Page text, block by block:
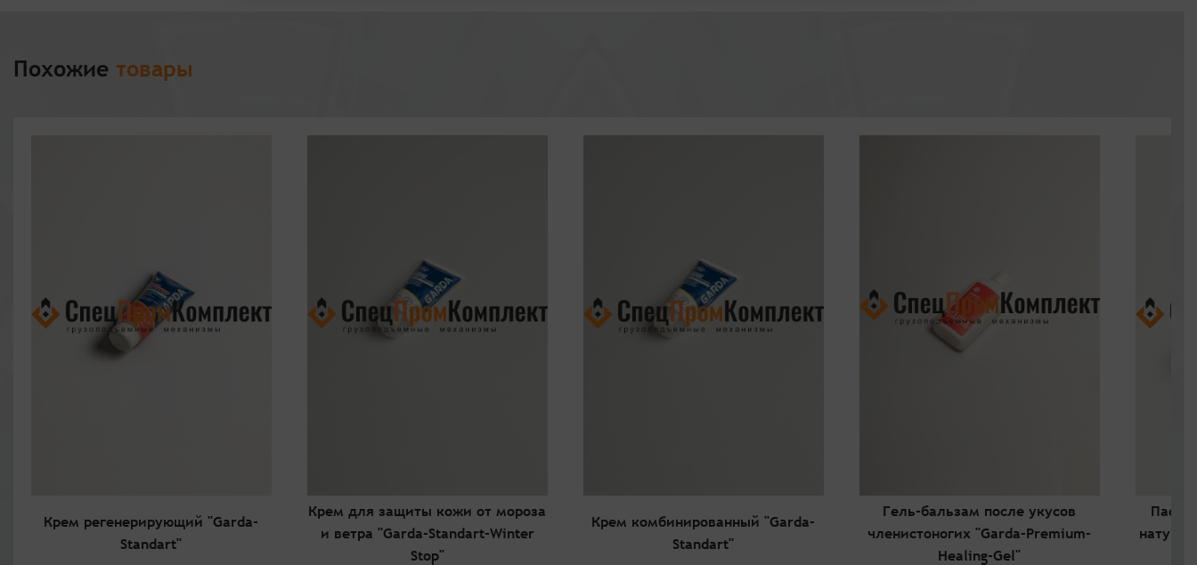
Похожие товары
Крем регенерирующий "Garda-
Standart"
Крем для защиты кожи от мороза
и ветра "Garda-Standart-Winter
Stop"
Крем комбинированный "Garda-
Standart"
Гель-бальзам после укусов
членистоногих "Garda-Premium-
Healing-Gel"
натур.